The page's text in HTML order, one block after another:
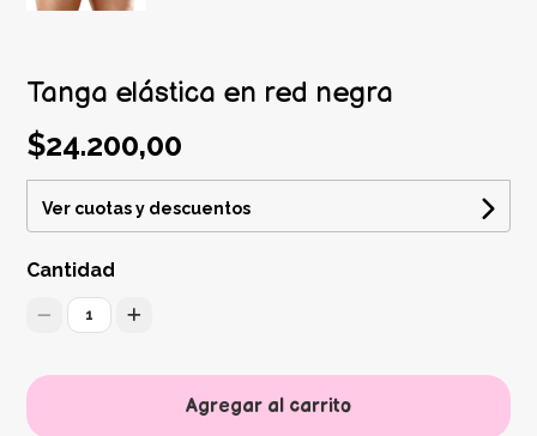
Tanga elástica en red negra
$24.200,00
Ver cuotas y descuentos
Cantidad
1
Agregar al carrito